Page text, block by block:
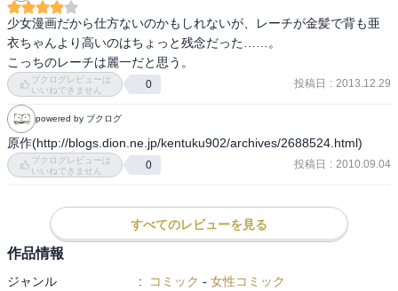
少女漫画だから仕方ないのかもしれないが、レーチが金髪で背も亜
衣ちゃんより高いのはちょっと残念だった……。
こっちのレーチは麗一だと思う。
ブクログレビューは
いいねできません
0 投稿日 : 2013.12.29
powered by ブクログ
原作(http://blogs.dion.ne.jp/kentuku902/archives/2688524.html)
ブクログレビューは
いいねできません
0 投稿日 : 2010.09.04
すべてのレビューを見る
作品情報
ジャンル : コミック - 女性コミック